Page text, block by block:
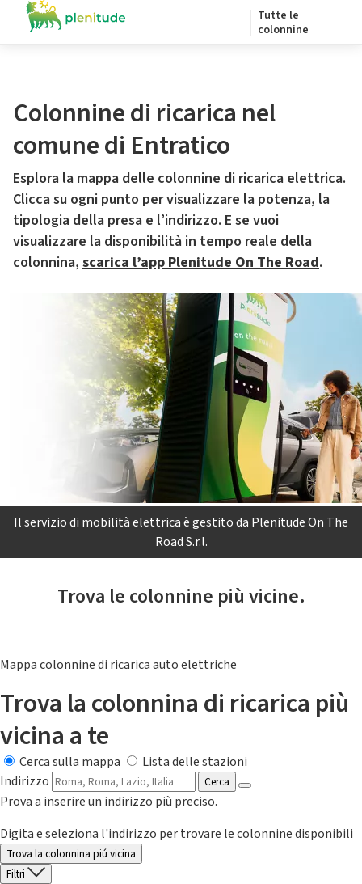
Tutte le
colonnine
Colonnine di ricarica nel
comune di Entratico
Esplora la mappa delle colonnine di ricarica elettrica.
Clicca su ogni punto per visualizzare la potenza, la
tipologia della presa e l’indirizzo. E se vuoi
visualizzare la disponibilità in tempo reale della
colonnina, scarica l’app Plenitude On The Road.
Il servizio di mobilità elettrica è gestito da Plenitude On The
Road S.r.l.
Trova le colonnine più vicine.
Mappa colonnine di ricarica auto elettriche
Trova la colonnina di ricarica più
vicina a te
Cerca sulla mappa
Lista delle stazioni
Indirizzo
Cerca
Prova a inserire un indirizzo più preciso.
Digita e seleziona l'indirizzo per trovare le colonnine disponibili
Trova la colonnina piú vicina
Filtri